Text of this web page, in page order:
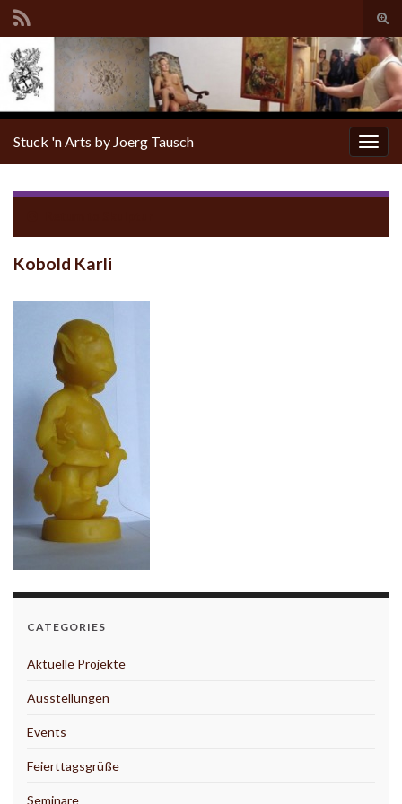
Stuck 'n Arts by Joerg Tausch
Kobold Karli
CATEGORIES
Aktuelle Projekte
Ausstellungen
Events
Feierttagsgrüße
Seminare